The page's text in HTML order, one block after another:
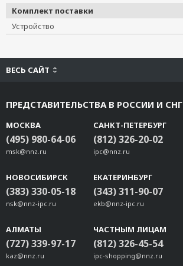
Комплект поставки
Устройство
ВЕСЬ САЙТ
ПРЕДСТАВИТЕЛЬСТВА В РОССИИ И СНГ
МОСКВА
(495) 980-64-06
msk@nnz.ru
САНКТ-ПЕТЕРБУРГ
(812) 326-20-02
ipc@nnz.ru
НОВОСИБИРСК
(383) 330-05-18
nsk@nnz-ipc.ru
ЕКАТЕРИНБУРГ
(343) 311-90-07
ekb@nnz-ipc.ru
АЛМАТЫ
(727) 339-97-17
kaz@nnz.ru
ЧАСТНЫМ ЛИЦАМ
(812) 326-45-54
ipc-shopping@nnz.ru